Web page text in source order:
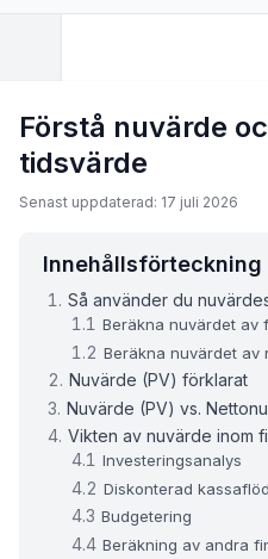
Förstå nuvärde
tidsvärde
Senast uppdaterad: 17 juli 2026
Innehållsförteckning
Så använder du
Beräkna nuvärdet av
Beräkna nuvärdet av
Nuvärde (PV) förklarat
Nuvärde (PV) vs.
Vikten av nuvärde inom
Investeringsanalys
Diskonterad
Budgetering
Beräkning av andra